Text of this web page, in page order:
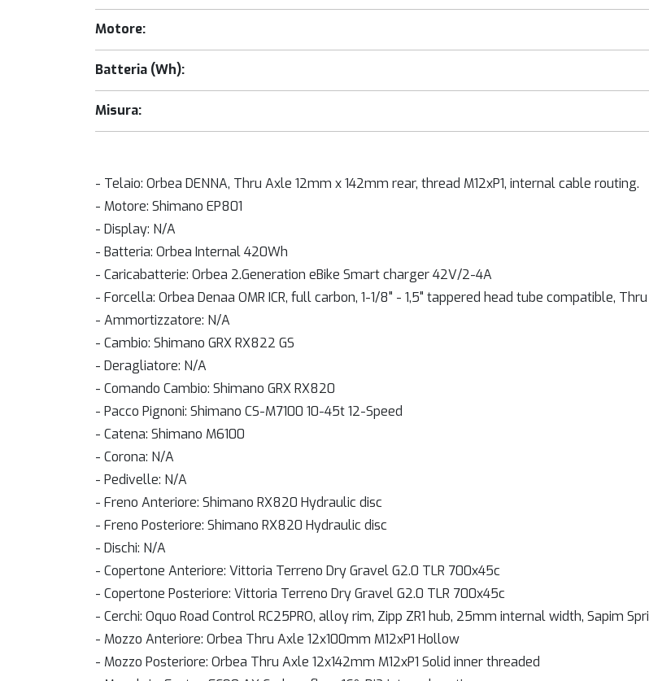
Motore:
Batteria (Wh):
Misura:
- Telaio: Orbea DENNA, Thru Axle 12mm x 142mm rear, thread M12xP1, internal cable routing.
- Motore: Shimano EP801
- Display: N/A
- Batteria: Orbea Internal 420Wh
- Caricabatterie: Orbea 2.Generation eBike Smart charger 42V/2-4A
- Forcella: Orbea Denaa OMR ICR, full carbon, 1-1/8" - 1,5" tappered head tube compatible,
- Ammortizzatore: N/A
- Cambio: Shimano GRX RX822 GS
- Deragliatore: N/A
- Comando Cambio: Shimano GRX RX820
- Pacco Pignoni: Shimano CS-M7100 10-45t 12-Speed
- Catena: Shimano M6100
- Corona: N/A
- Pedivelle: N/A
- Freno Anteriore: Shimano RX820 Hydraulic disc
- Freno Posteriore: Shimano RX820 Hydraulic disc
- Dischi: N/A
- Copertone Anteriore: Vittoria Terreno Dry Gravel G2.0 TLR 700x45c
- Copertone Posteriore: Vittoria Terreno Dry Gravel G2.0 TLR 700x45c
- Cerchi: Oquo Road Control RC25PRO, alloy rim, Zipp ZR1 hub, 25mm internal width, Sapim
- Mozzo Anteriore: Orbea Thru Axle 12x100mm M12xP1 Hollow
- Mozzo Posteriore: Orbea Thru Axle 12x142mm M12xP1 Solid inner threaded